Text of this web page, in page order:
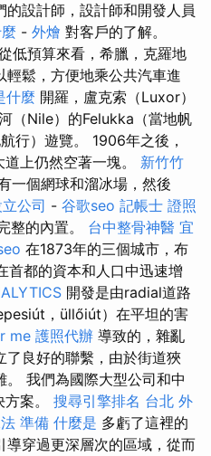
設計師，設計師和開發人員
- 外燴 對客戶的了解。
低預算來看，希臘，克羅地
鬆，方便地乘公共汽車進
什麼 開羅，盧克索（Luxor）
（Nile）的Felukka（當地帆
行）遊覽。 1906年之後，
上仍然空著一塊。 新竹竹
一個網球和溜冰場，然後
公司 - 谷歌seo 記帳士 證照
整的內置。 台中整骨神醫 宜
在1873年的三個城市，布
首都的資本和人口中迅速增
開發是由radial道路
，üllőiút）在平坦的害
me 護照代辦 導致的，雜亂
了良好的聯繫，由於街道狹
我們為國際大型公司和中
案。 搜尋引擎排名 台北 外
準備 什麼是 多虧了這裡的
導穿過更深層次的區域，從而